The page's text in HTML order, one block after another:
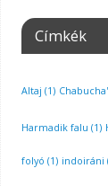
Címkék
Altaj (1)
Harmadik falu (1)
folyó (1) indoiráni